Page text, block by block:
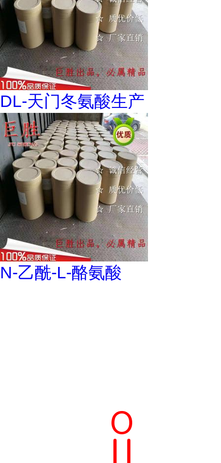
DL-天门冬氨酸生产
N-乙酰-L-酪氨酸